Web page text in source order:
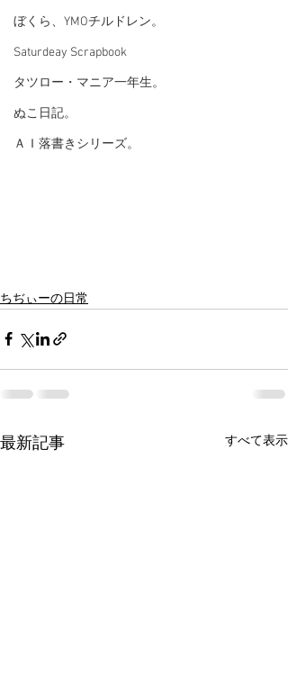
ぼくら、YMOチルドレン。
Saturdeay Scrapbook
タツロー・マニア一年生。
ぬこ日記。
ＡＩ落書きシリーズ。
ちぢぃーの日常
最新記事 すべて表示